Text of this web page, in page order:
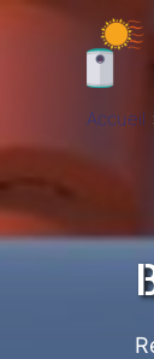
Accueil